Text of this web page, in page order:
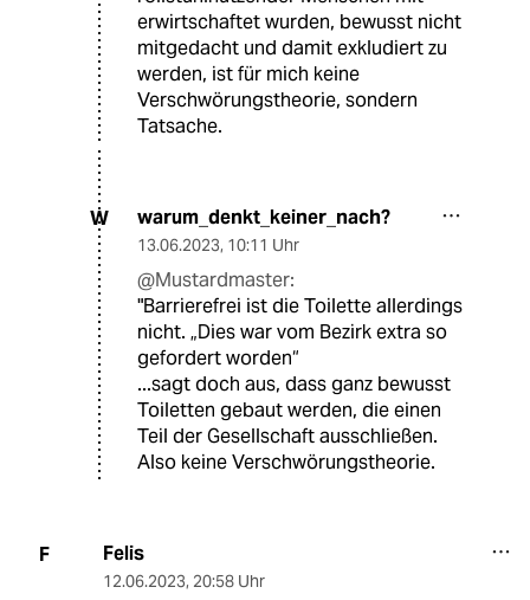
erwirtschaftet wurden, bewusst nicht
mitgedacht und damit exkludiert zu
werden, ist für mich keine
Verschwörungstheorie, sondern
Tatsache.
W warum_denkt_keiner_nach?
13.06.2023, 10:11 Uhr
@Mustardmaster:
"Barrierefrei ist die Toilette allerdings
nicht. „Dies war vom Bezirk extra so
gefordert worden“
...sagt doch aus, dass ganz bewusst
Toiletten gebaut werden, die einen
Teil der Gesellschaft ausschließen.
Also keine Verschwörungstheorie.
F Felis
12.06.2023, 20:58 Uhr